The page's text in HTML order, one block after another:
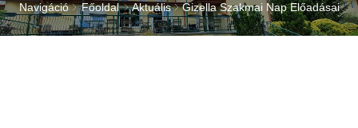
Navigáció Főoldal Aktuális Gizella Szakmai Nap Előadásai